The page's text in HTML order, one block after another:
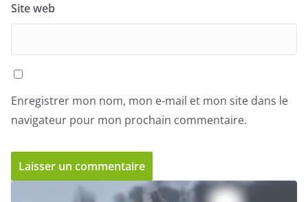
Site web
Enregistrer mon nom, mon e-mail et mon site dans le
navigateur pour mon prochain commentaire.